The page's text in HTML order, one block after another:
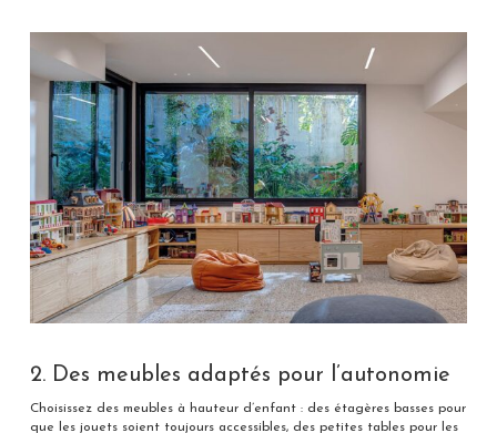
2. Des meubles adaptés pour l’autonomie
Choisissez des meubles à hauteur d’enfant : des étagères basses pour
que les jouets soient toujours accessibles, des petites tables pour les